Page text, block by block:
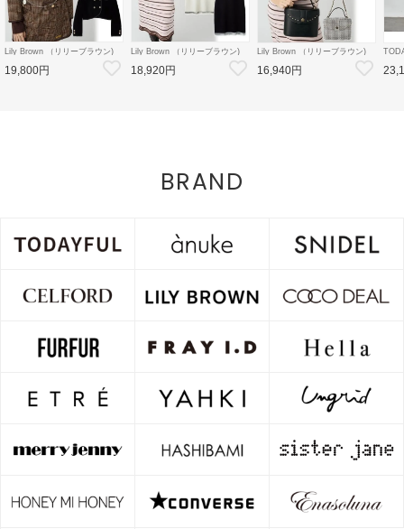
Lily Brown （リリーブラウン)
【LB×MARY QUANT】ダブル
ボタンジャケット 26秋冬
【LWFJ264100】ジャケット
19,800円
Lily Brown （リリーブラウン)
【LB×MARY QUANT】ポロニ
ットワンピース 26秋冬予約
【LWNO264110】フレアワンピ
18,920円
Lily Brown （リリーブラウン)
【LB×MARY QUANT】スタッ
ズバニティバッグ 26秋冬予約
【LWGB264343】ハンド・ショ
16,940円
26秋
BRAND